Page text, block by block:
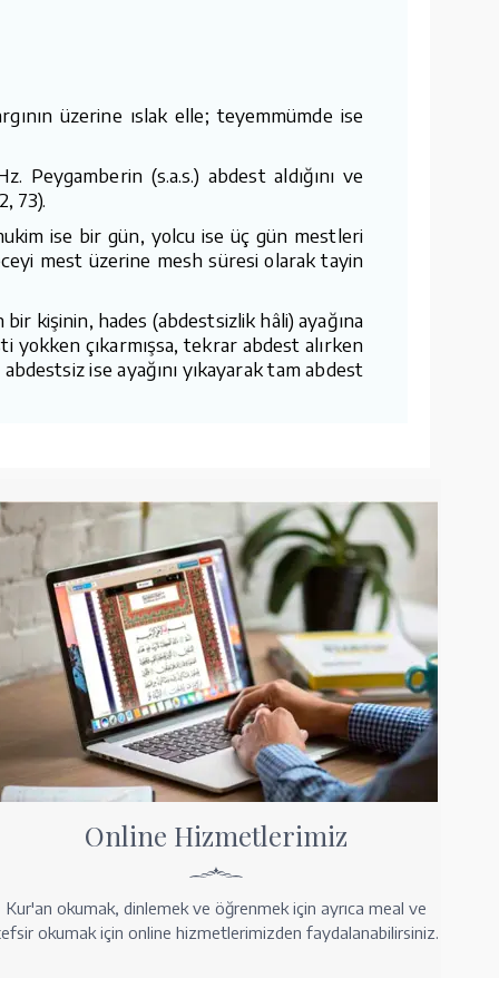
üzerine ıslak elle; teyemmümde ise
(s.a.s.) abdest aldığını ve
73).
ise bir gün, yolcu ise üç gün mestleri
mest üzerine mesh süresi olarak tayin
kişinin, hades (abdestsizlik hâli) ayağına
yokken çıkarmışsa, tekrar abdest alırken
ise ayağını yıkayarak tam abdest
Online Hizmetlerimiz
Kur'an okumak, dinlemek ve öğrenmek için ayrıca meal ve
okumak için online hizmetlerimizden faydalanabilirsiniz.